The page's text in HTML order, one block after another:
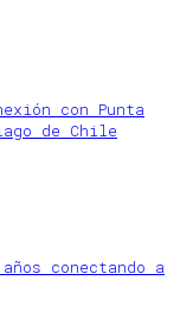
con Punta
de Chile
conectando a